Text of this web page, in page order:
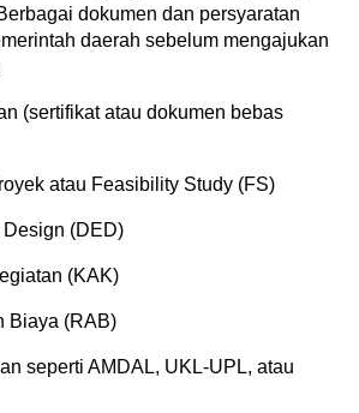
dokumen dan persyaratan
daerah sebelum mengajukan
(sertifikat atau dokumen bebas
atau Feasibility Study (FS)
(DED)
(KAK)
Biaya (RAB)
seperti AMDAL, UKL-UPL, atau